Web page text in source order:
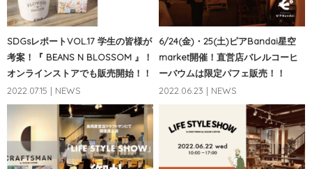
SDGsレポートVOL.17 学生の皆様が
考案！『 BEANS N BLOSSOM 』！
オンラインストアでも販売開始！！
2022.07.15 | NEWS
6/24(金)・25(土)ピアBandai星空
market開催！直営店バレルコーヒ
ーバウムは限定パフェ販売！！
2022.06.23 | NEWS